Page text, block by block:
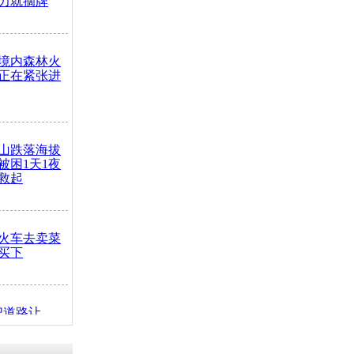
内森林火
在紧张进
跌落海拔
困1天1夜
起
车去卖菜
下
道路让
发疾病交